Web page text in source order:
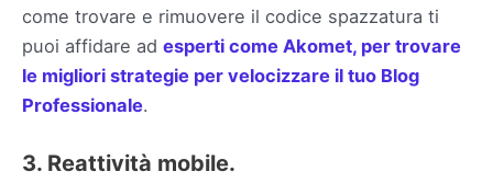
come trovare e rimuovere il codice spazzatura ti
puoi affidare ad esperti come Akomet, per trovare
le migliori strategie per velocizzare il tuo Blog
Professionale.
3. Reattività mobile.